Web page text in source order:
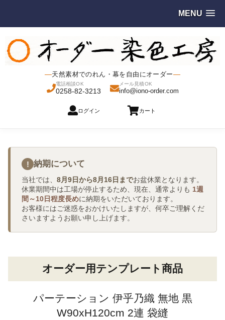
MENU
天然素材でのれん・幕を自由にオーダー
電話相談OK
0258-82-3213
メール見積OK
info@iono-order.com
ログイン カート
! 納期について
当社では、 8月9日から8月16日までお盆休業となります。
休業期間中は工場が停止するため、現在、通常よりも 1週
間～10日程度長めに納期をいただいております。
お客様にはご迷惑をおかけいたしますが、何卒ご理解くだ
さいますようお願い申し上げます。
オーダー用テンプレート商品
パーテーション 伊乎乃織 無地 黒
W90xH120cm 2連 袋縫